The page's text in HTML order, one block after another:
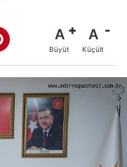
A
Büyüt
A
Küçült